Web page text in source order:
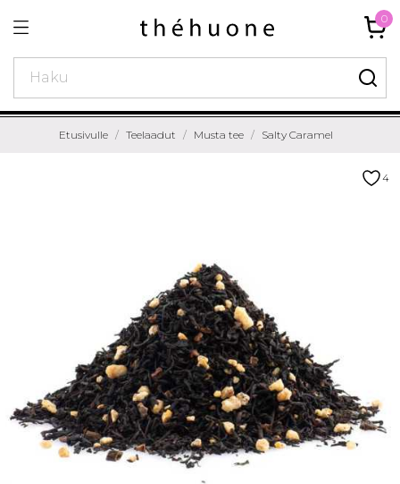
0
Etusivulle Teelaadut Musta tee Salty Caramel
4